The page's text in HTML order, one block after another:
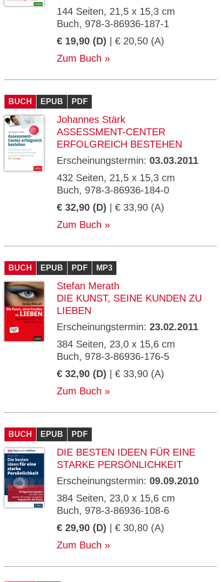
144 Seiten, 21,5 x 15,3 cm
Buch, 978-3-86936-187-1
€ 19,90 (D) | € 20,50 (A)
Zum Buch
BUCH EPUB PDF
Johannes Stärk
ASSESSMENT-CENTER
ERFOLGREICH BESTEHEN
Erscheinungstermin: 03.03.2011
432 Seiten, 21,5 x 15,3 cm
Buch, 978-3-86936-184-0
€ 32,90 (D) | € 33,90 (A)
Zum Buch
BUCH EPUB PDF MP3
Stefan Merath
DIE KUNST, SEINE KUNDEN ZU
LIEBEN
Erscheinungstermin: 23.02.2011
384 Seiten, 23,0 x 15,6 cm
Buch, 978-3-86936-176-5
€ 32,90 (D) | € 33,90 (A)
Zum Buch
BUCH EPUB PDF
DIE BESTEN IDEEN FÜR EINE
STARKE PERSÖNLICHKEIT
Erscheinungstermin: 09.09.2010
384 Seiten, 23,0 x 15,6 cm
Buch, 978-3-86936-108-6
€ 29,90 (D) | € 30,80 (A)
Zum Buch